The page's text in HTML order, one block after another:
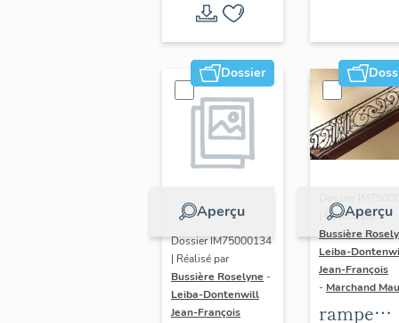
Dossier
Aperçu
Dossier IM75000134
| Réalisé par
Bussière Roselyne -
Leiba-Dontenwill
Jean-François
Aperçu
| Réalisé par
Bussière
Leiba-
Jean-François
- Marchand
rampe